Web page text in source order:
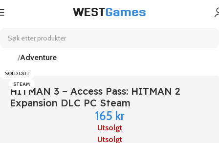
Adventure
SOLD OUT
STEAM
HITMAN 3 – Access Pass: HITMAN 2
Expansion DLC PC Steam
165 kr
Utsolgt
Utsolgt